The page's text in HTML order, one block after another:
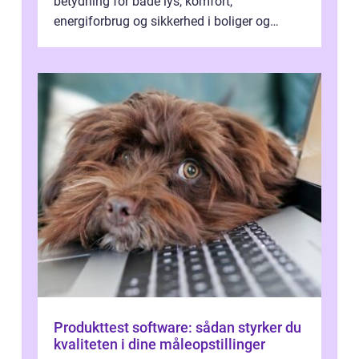
energiforbrug og sikkerhed i boliger og
Produkttest software: sådan styrker du
kvaliteten i dine måleopstillinger